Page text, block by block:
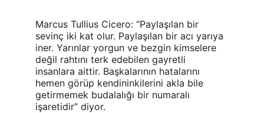
Marcus Tullius Cicero: “Paylaşılan bir
sevinç iki kat olur. Paylaşılan bir acı yarıya
iner. Yarınlar yorgun ve bezgin kimselere
değil rahtını terk edebilen gayretli
insanlara aittir. Başkalarının hatalarını
hemen görüp kendininkilerini akla bile
getirmemek budalalığı bir numaralı
işaretidir” diyor.